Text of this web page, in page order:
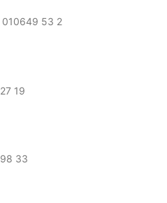
010649 53 2
19
33